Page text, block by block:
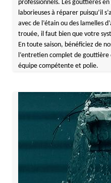
professionnels. Les gouttières
laborieuses à réparer puisqu’il
avec de l’étain ou des lamelles
trouée, il faut bien que votre
En toute saison, bénéficiez de
l’entretien complet de
équipe compétente et polie.